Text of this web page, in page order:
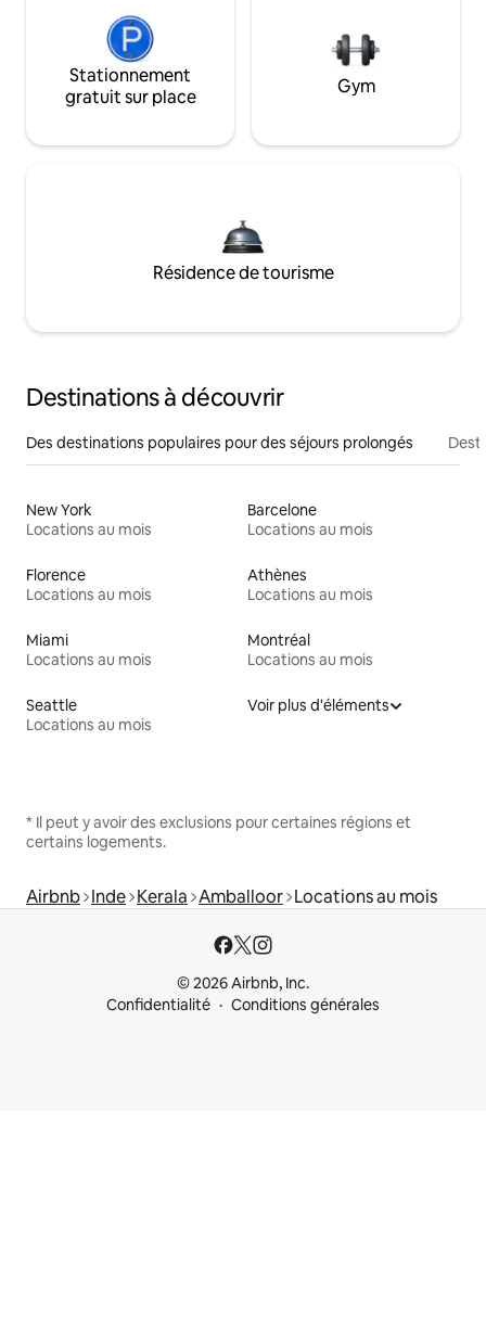
Stationnement
gratuit sur place
Gym
Résidence de tourisme
Destinations à découvrir
Des destinations populaires pour des séjours prolongés
New York
Locations au mois
Barcelone
Locations au mois
Florence
Locations au mois
Athènes
Locations au mois
Miami
Locations au mois
Montréal
Locations au mois
Seattle
Locations au mois
Voir plus d'éléments
* Il peut y avoir des exclusions pour certaines régions et
certains logements.
Airbnb Inde Kerala Amballoor Locations au mois
© 2026 Airbnb, Inc.
Confidentialité
Conditions générales